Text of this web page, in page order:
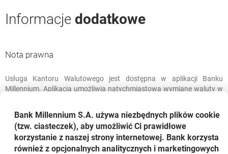
Informacje dodatkowe
Nota prawna
Nota prawna
Usługa Kantoru Walutowego jest dostępna w aplikacji Banku
Millennium. Aplikacja umożliwia natychmiastową wymianę waluty w
aktualizowany co 30 sekund, do momentu potwierdzenia wymiany
przez Klienta. Aby skorzystać z usługi, przeczytaj i zaakceptuj
regulamin Kantoru Walutowego.
Bank Millennium S.A. używa niezbędnych plików cookie
(tzw. ciasteczek), aby umożliwić Ci prawidłowe
korzystanie z naszej strony internetowej. Bank korzysta
również z opcjonalnych analitycznych i marketingowych